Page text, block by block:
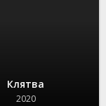
Клятва
2020